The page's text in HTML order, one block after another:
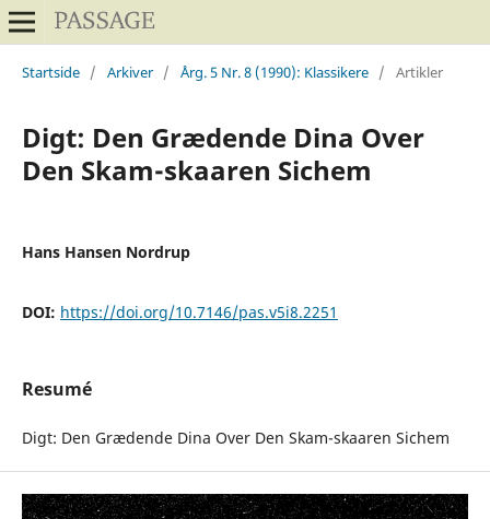
Startside / Arkiver / Årg. 5 Nr. 8 (1990): Klassikere / Artikler
Digt: Den Grædende Dina Over
Den Skam-skaaren Sichem
Hans Hansen Nordrup
DOI: https://doi.org/10.7146/pas.v5i8.2251
Resumé
Digt: Den Grædende Dina Over Den Skam-skaaren Sichem